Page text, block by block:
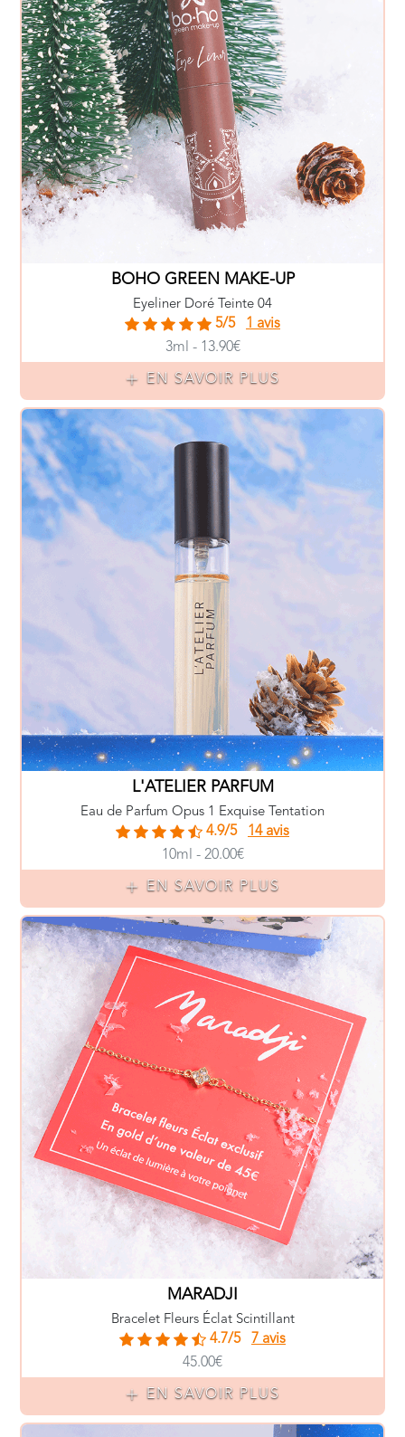
BOHO GREEN MAKE-UP
Eyeliner Doré Teinte 04
5/5
1 avis
3ml - 13.90€
EN SAVOIR PLUS
L'ATELIER PARFUM
Eau de Parfum Opus 1 Exquise Tentation
4.9/5
14 avis
10ml - 20.00€
EN SAVOIR PLUS
MARADJI
Bracelet Fleurs Éclat Scintillant
4.7/5
7 avis
45.00€
EN SAVOIR PLUS